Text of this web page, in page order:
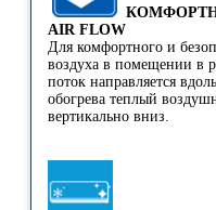
AIR FLOW
Для комфортного и
воздуха в помещении в
поток направляется
обогрева теплый
вертикально вниз.